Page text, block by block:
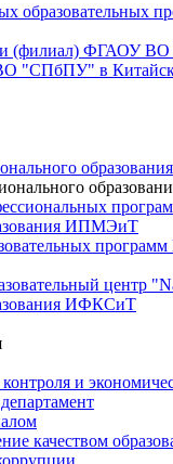
образовательных
(филиал) ФГАОУ
"СПбПУ" в
образования
ИПМЭиТ
центр
ИФКСиТ
и